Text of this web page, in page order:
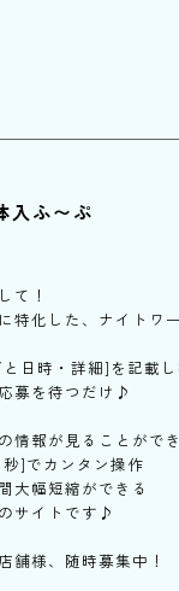
入ふ〜ぷ
て！
特化した、ナイトワ
日時・詳細]を記載し
募を待つだけ♪
情報が見ることがで
秒]でカンタン操作
大幅短縮ができる
サイトです♪
舗様、随時募集中！